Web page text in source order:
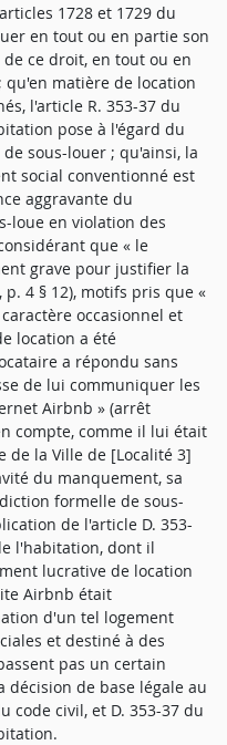
1728 et 1729 du
en tout ou en partie son
ce droit, en tout ou en
matière de location
l'article R. 353-37 du
pose à l'égard du
sous-louer ; qu'ainsi, la
social conventionné est
aggravante du
loue en violation des
que « le
grave pour justifier la
4 § 12), motifs pris que «
occasionnel et
location a été
a répondu sans
de lui communiquer les
Airbnb » (arrêt
compte, comme il lui était
de la Ville de [Localité 3]
du manquement, sa
formelle de sous-
de l'article D. 353-
l'habitation, dont il
lucrative de location
Airbnb était
d'un tel logement
et destiné à des
pas un certain
décision de base légale au
code civil, et D. 353-37 du